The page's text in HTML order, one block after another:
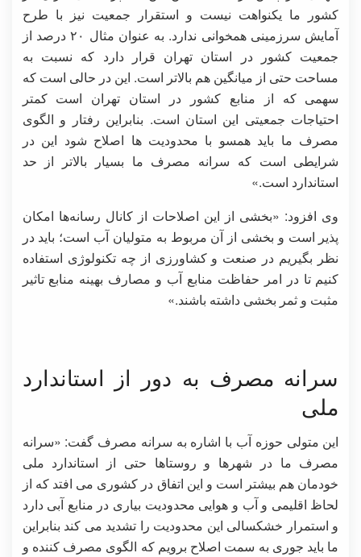
کشور ما یکنواهت نیست و استقرار جمعیت نیز با طرح
آمایش سرزمینی همخوانی ندارد. به عنوان مثال ۲۰ درصد از
جمعیت کشور در استان تهران قرار دارد که نسبت به
مساحت حتی از میانگین هم بالاتر است. این در حالی است که
سهمی که از منابع کشور در استان تهران است کمتر
احتیاجات جمعیتی این استان است. بنابراین رفتار و الگوی
مصرف ما باید همسو با محدودیت ها اصلاح شود این در
شرایطی است که سرانه مصرف ما بسیار بالاتر از حد
استاندارد است.»
وی افزود: «بخشی از این اصلاحات از کانال رسانه‌ها امکان
پذیر است و بخشی از آن مربوط به متولیان آب است؛ باید در
نظر بگیریم در صنعت و کشاورزی از چه تکنولوژی استفاده
کنیم تا در امر حفاظت منابع آب و مصارف بهینه منابع تاثیر
مثبت و ثمر بخشی داشته باشند.»
سرانه مصرف به دور از استاندارد
ملی
این متولی حوزه آب با اشاره به سرانه مصرف گفت: «سرانه
مصرف ما در شهرها و روستاها حتی از استاندارد ملی
خودمان هم بیشتر است و این اتفاق در کشوری می افتد که از
لحاظ اقلیمی و آب و هوایی محدودیت بیاری در منابع آبی دارد
و استمرار خشکسالی این محدودیت را تشدید می کند بنابراین
ما باید جوری به سمت اصلاح برویم که الگوی مصرف کننده و